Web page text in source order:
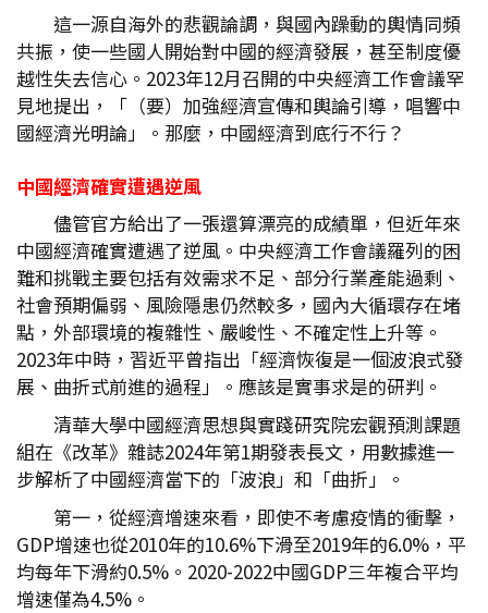
這一源自海外的悲觀論調，與國內躁動的輿情同頻
共振，使一些國人開始對中國的經濟發展，甚至制度優
越性失去信心。2023年12月召開的中央經濟工作會議罕
見地提出，「（要）加強經濟宣傳和輿論引導，唱響中
國經濟光明論」。那麼，中國經濟到底行不行？
中國經濟確實遭遇逆風
儘管官方給出了一張還算漂亮的成績單，但近年來
中國經濟確實遭遇了逆風。中央經濟工作會議羅列的困
難和挑戰主要包括有效需求不足、部分行業產能過剩、
社會預期偏弱、風險隱患仍然較多，國內大循環存在堵
點，外部環境的複雜性、嚴峻性、不確定性上升等。
2023年中時，習近平曾指出「經濟恢復是一個波浪式發
展、曲折式前進的過程」。應該是實事求是的研判。
清華大學中國經濟思想與實踐研究院宏觀預測課題
組在《改革》雜誌2024年第1期發表長文，用數據進一
步解析了中國經濟當下的「波浪」和「曲折」。
第一，從經濟增速來看，即使不考慮疫情的衝擊，
GDP增速也從2010年的10.6%下滑至2019年的6.0%，平
均每年下滑約0.5%。2020-2022中國GDP三年複合平均
增速僅為4.5%。